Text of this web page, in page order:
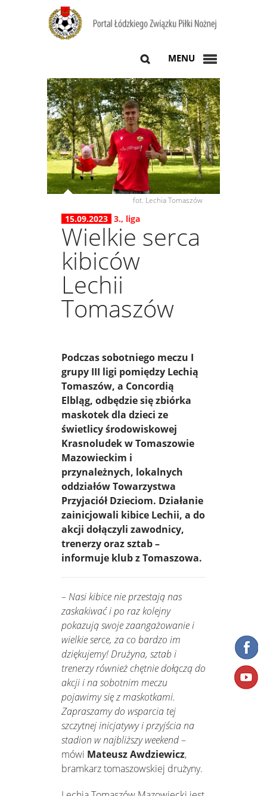
MENU
fot. Lechia Tomaszów
15.09.2023 3., liga
Wielkie serca
kibiców
Lechii
Tomaszów
Podczas sobotniego meczu I
grupy III ligi pomiędzy Lechią
Tomaszów, a Concordią
Elbląg, odbędzie się zbiórka
maskotek dla dzieci ze
świetlicy środowiskowej
Krasnoludek w Tomaszowie
Mazowieckim i
przynależnych, lokalnych
oddziałów Towarzystwa
Przyjaciół Dzieciom. Działanie
zainicjowali kibice Lechii, a do
akcji dołączyli zawodnicy,
trenerzy oraz sztab –
informuje klub z Tomaszowa.
– Nasi kibice nie przestają nas
zaskakiwać i po raz kolejny
pokazują swoje zaangażowanie i
wielkie serce, za co bardzo im
dziękujemy! Drużyna, sztab i
trenerzy również chętnie dołączą do
akcji i na sobotnim meczu
pojawimy się z maskotkami.
Zapraszamy do wsparcia tej
szczytnej inicjatywy i przyjścia na
stadion w najbliższy weekend–
mówi Mateusz Awdziewicz,
bramkarz tomaszowskiej drużyny.